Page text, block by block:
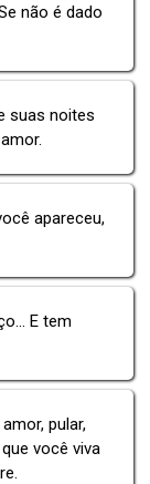
não é dado
suas noites
apareceu,
E tem
pular,
você viva